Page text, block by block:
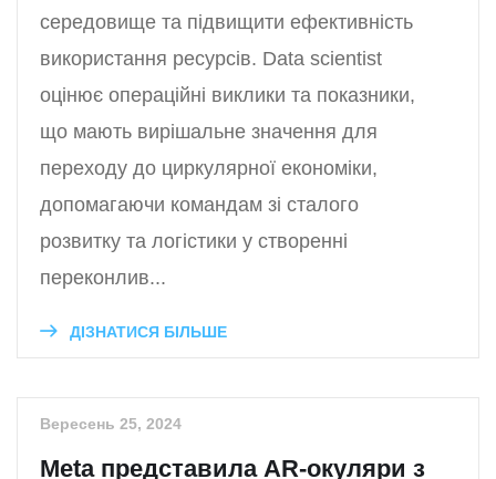
середовище та підвищити ефективність
використання ресурсів. Data scientist
оцінює операційні виклики та показники,
що мають вирішальне значення для
переходу до циркулярної економіки,
допомагаючи командам зі сталого
розвитку та логістики у створенні
переконлив...
ДІЗНАТИСЯ БІЛЬШЕ
Вересень 25, 2024
Meta представила AR-окуляри з